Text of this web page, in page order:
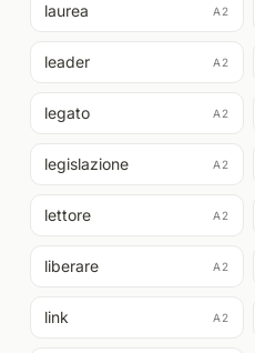
laurea A2
leader A2
legato A2
legislazione A2
lettore A2
liberare A2
link A2